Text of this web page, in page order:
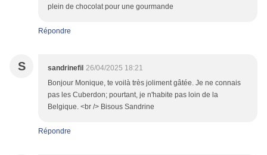
plein de chocolat pour une gourmande
Répondre
S sandrinefil 26/04/2025 18:21
Bonjour Monique, te voilà très joliment gâtée. Je ne connais
pas les Cuberdon; pourtant, je n'habite pas loin de la
Belgique. <br /> Bisous Sandrine
Répondre